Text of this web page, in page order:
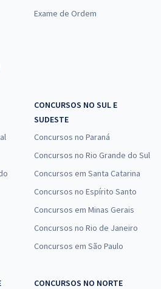
Exame de Ordem
CONCURSOS NO SUL E
SUDESTE
Concursos no Paraná
Concursos no Rio Grande do Sul
Concursos em Santa Catarina
Concursos no Espírito Santo
Concursos em Minas Gerais
Concursos no Rio de Janeiro
Concursos em São Paulo
CONCURSOS NO NORTE